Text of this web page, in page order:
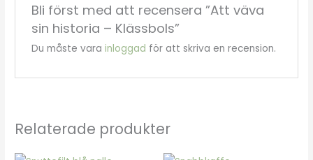
Bli först med att recensera ”Att väva
sin historia – Klässbols”
Du måste vara inloggad för att skriva en recension.
Relaterade produkter